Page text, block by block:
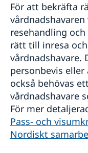
För att bekräfta
resehandling
rätt till inresa
vårdnadshavare.
personbevis
också behövas
vårdnadshavare
För mer
Pass- och
Nordiskt